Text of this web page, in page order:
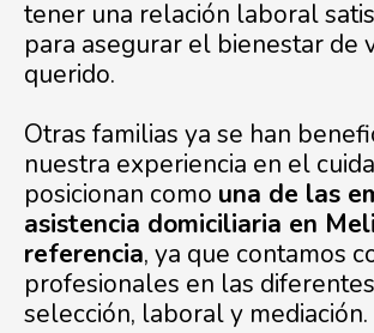
tener una relación laboral
para asegurar el bienestar de
querido.
Otras familias ya se han
nuestra experiencia en el
posicionan como una de las
asistencia domiciliaria en
referencia, ya que contamos
profesionales en las
selección, laboral y mediación.